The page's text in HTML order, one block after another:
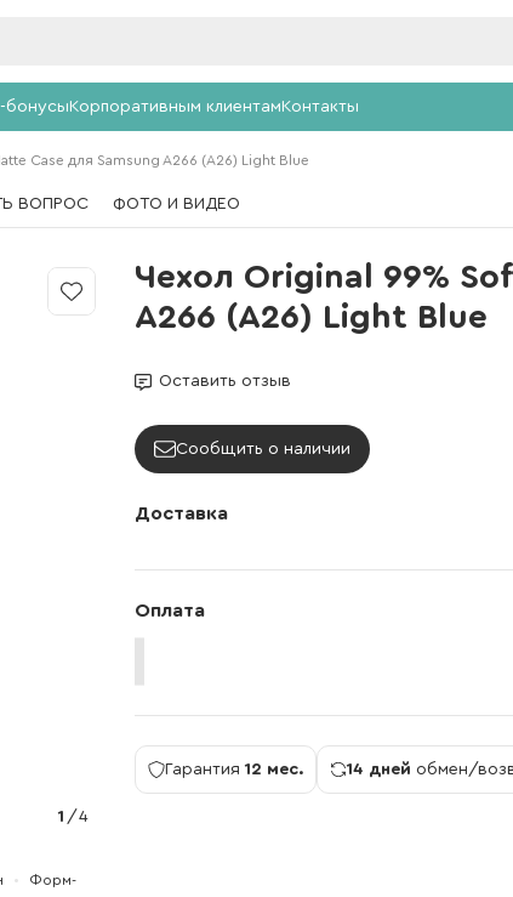
бонусыКорпоративным клиентамКонтакты
Case для Samsung A266 (A26) Light Blue
ВОПРОС ФОТО И ВИДЕО
Чехол Original 99%
A266 (A26) Light Blue
Оставить отзыв
1 /4
Форм-
Сообщить о наличии
Доставка
Оплата
Гарантия 12 мес. 14 дней обмен/